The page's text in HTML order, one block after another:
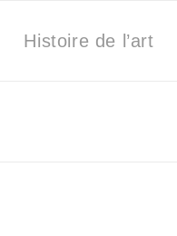
Histoire de l’art